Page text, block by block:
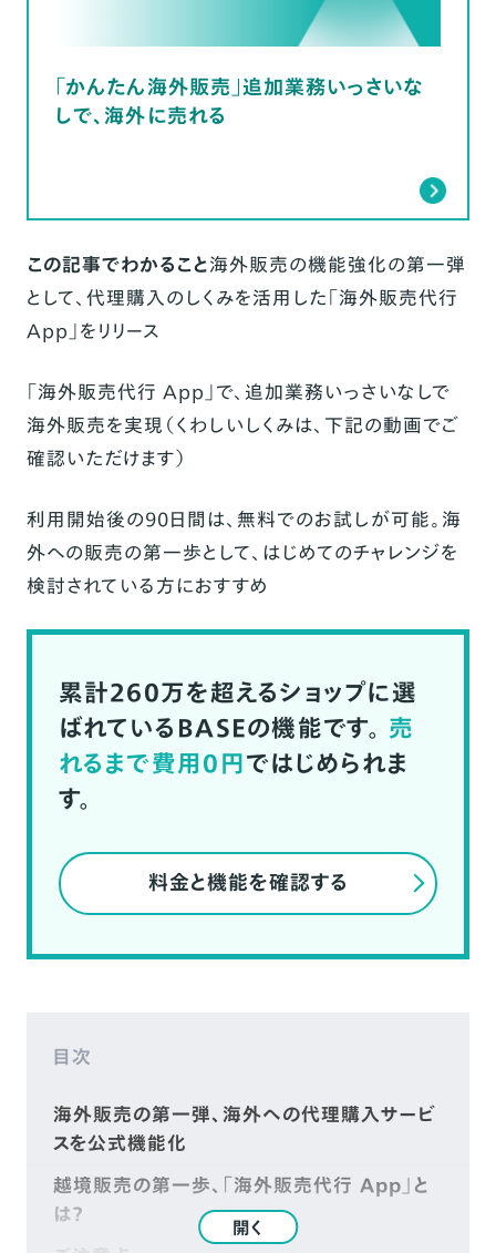
「かんたん海外販売」追加業務いっさいな
しで､海外に売れる
この記事でわかること海外販売の機能強化の第一弾
として、代理購入のしくみを活用した「海外販売代行
App」をリリース
「海外販売代行 App」で、追加業務いっさいなしで
海外販売を実現（くわしいしくみは、 下記の動画でご
確認いただけます）
利用開始後の90日間は、無料でのお試しが可能。海
外への販売の第一歩として、はじめてのチャレンジを
検討されている方におすすめ
累計260万を超えるショップに選
ばれているBASEの機能です。 売
れるまで費用0円ではじめられま
す。
料金と機能を確認する
目次
海外販売の第一弾、海外への代理購入サービ
スを公式機能化
越境販売の第一歩、「海外販売代行 App」と
は？
開く